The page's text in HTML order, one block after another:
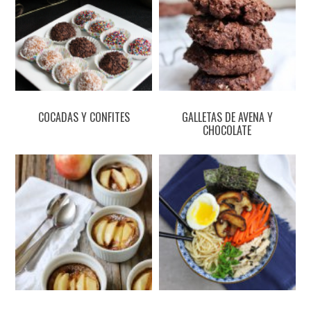
COCADAS Y CONFITES GALLETAS DE AVENA Y
CHOCOLATE